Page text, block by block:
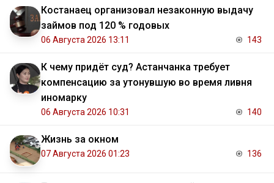
Костанаец организовал незаконную выдачу
займов под 120 % годовых
06 Августа 2026 13:11 143
К чему придёт суд? Астанчанка требует
компенсацию за утонувшую во время ливня
иномарку
06 Августа 2026 10:31 140
Жизнь за окном
07 Августа 2026 01:23 136